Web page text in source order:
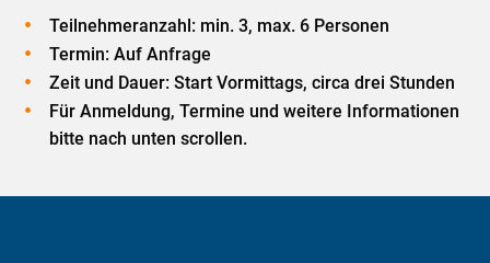
Teilnehmeranzahl: min. 3, max. 6 Personen
Termin: Auf Anfrage
Zeit und Dauer: Start Vormittags, circa drei Stunden
Für Anmeldung, Termine und weitere Informationen
bitte nach unten scrollen.